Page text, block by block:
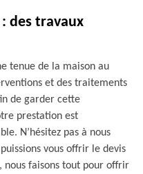
des travaux
tenue de la maison au
et des traitements
de garder cette
prestation est
N’hésitez pas à nous
vous offrir le devis
nous faisons tout pour offrir